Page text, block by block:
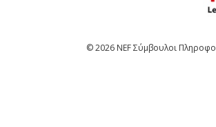
© 2026 NEF Σύμβουλοι